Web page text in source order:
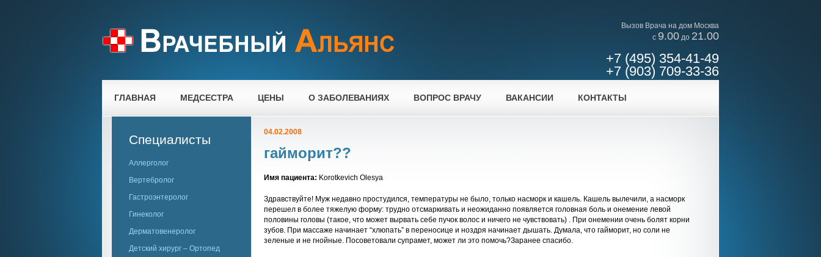
Вызов Врача на дом Москва
c 9.00 до 21.00
+7 (495) 354-41-49
+7 (903) 709-33-36
ГЛАВНАЯ МЕДСЕСТРА ЦЕНЫ О ЗАБОЛЕВАНИЯХ ВОПРОС ВРАЧУ ВАКАНСИИ КОНТАКТЫ
Специалисты
Аллерголог
Вертебролог
Гастроэнтеролог
Гинеколог
Дерматовенеролог
Детский хирург – Ортопед
04.02.2008
гайморит??
Имя пациента: Korotkevich Olesya
Здравствуйте! Муж недавно простудился, температуры не было, только насморк и кашель. Кашель вылечили, а насморк
перешел в более тяжелую форму: трудно отсмаркивать и неожиданно появляется головная боль и онемение левой
половины головы (такое, что может вырвать себе пучок волос и ничего не чувствовать) . При онемении очень болят корни
зубов. При массаже начинает “хлюпать” в переносице и ноздря начинает дышать. Думала, что гайморит, но соли не
зеленые и не гнойные. Посоветовали супрамет, может ли это помочь?Заранее спасибо.